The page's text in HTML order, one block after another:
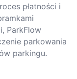
płatności i
ParkFlow
parkowania
parkingu.